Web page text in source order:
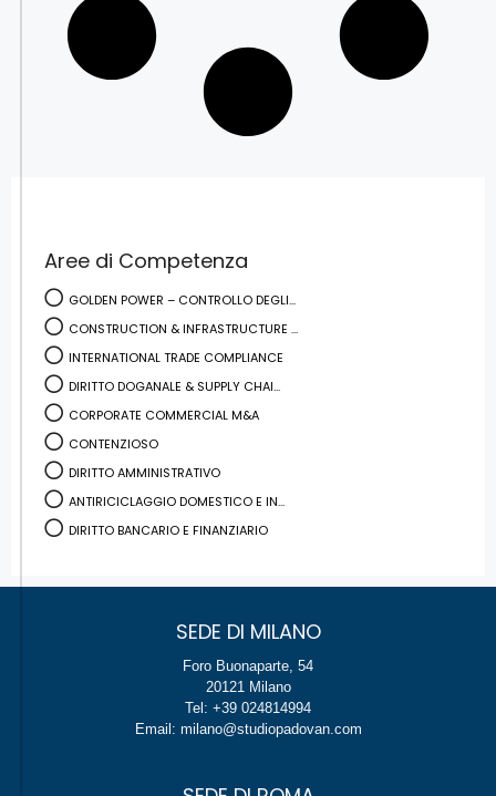
Aree di Competenza
GOLDEN POWER – CONTROLLO DEGLI...
CONSTRUCTION & INFRASTRUCTURE ...
INTERNATIONAL TRADE COMPLIANCE
DIRITTO DOGANALE & SUPPLY CHAI...
CORPORATE COMMERCIAL M&A
CONTENZIOSO
DIRITTO AMMINISTRATIVO
ANTIRICICLAGGIO DOMESTICO E IN...
DIRITTO BANCARIO E FINANZIARIO
SEDE DI MILANO
Foro Buonaparte, 54
20121 Milano
Tel: +39 024814994
Email: milano@studiopadovan.com